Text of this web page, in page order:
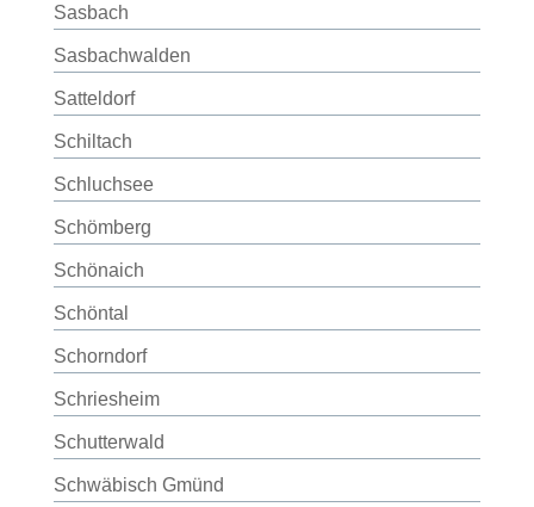
Sasbach
Sasbachwalden
Satteldorf
Schiltach
Schluchsee
Schömberg
Schönaich
Schöntal
Schorndorf
Schriesheim
Schutterwald
Schwäbisch Gmünd